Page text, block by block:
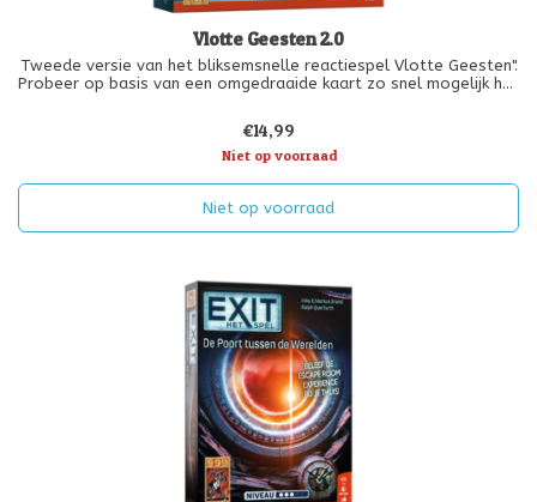
Vlotte Geesten 2.0
Tweede versie van het bliksemsnelle reactiespel Vlotte Geesten".
Probeer op basis van een omgedraaide kaart zo snel mogelijk het
€14,99
Niet op voorraad
Niet op voorraad